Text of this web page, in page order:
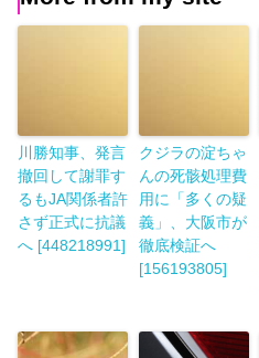
川勝知事、発言
撤回して謝罪す
るもJA関係者許
さず正式に抗議
へ [448218991]
クジラの淀ちゃ
んの死骸処理費
用に「多くの疑
義」、大阪市が
徹底検証へ
[156193805]